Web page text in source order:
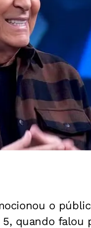
o
quando falou